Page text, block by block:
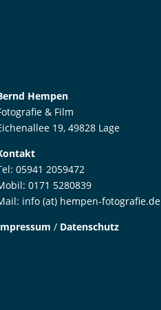
Hempen
& Film
19, 49828 Lage
05941 2059472
0171 5280839
info (at) hempen-fotografie.de
/ Datenschutz